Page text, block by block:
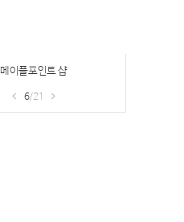
메이플포인트 샵
6/21